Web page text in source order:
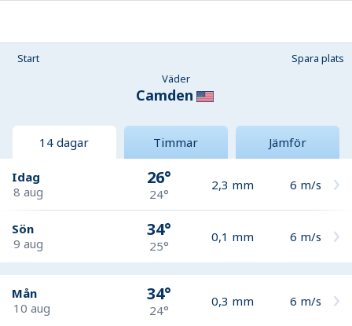
Start
Spara plats
Väder
Camden
14 dagar Timmar Jämför
Idag
8 aug
26°
24°
2,3 mm 6 m/s
Sön
9 aug
34°
25°
0,1 mm 6 m/s
Mån
10 aug
34°
24°
0,3 mm 6 m/s